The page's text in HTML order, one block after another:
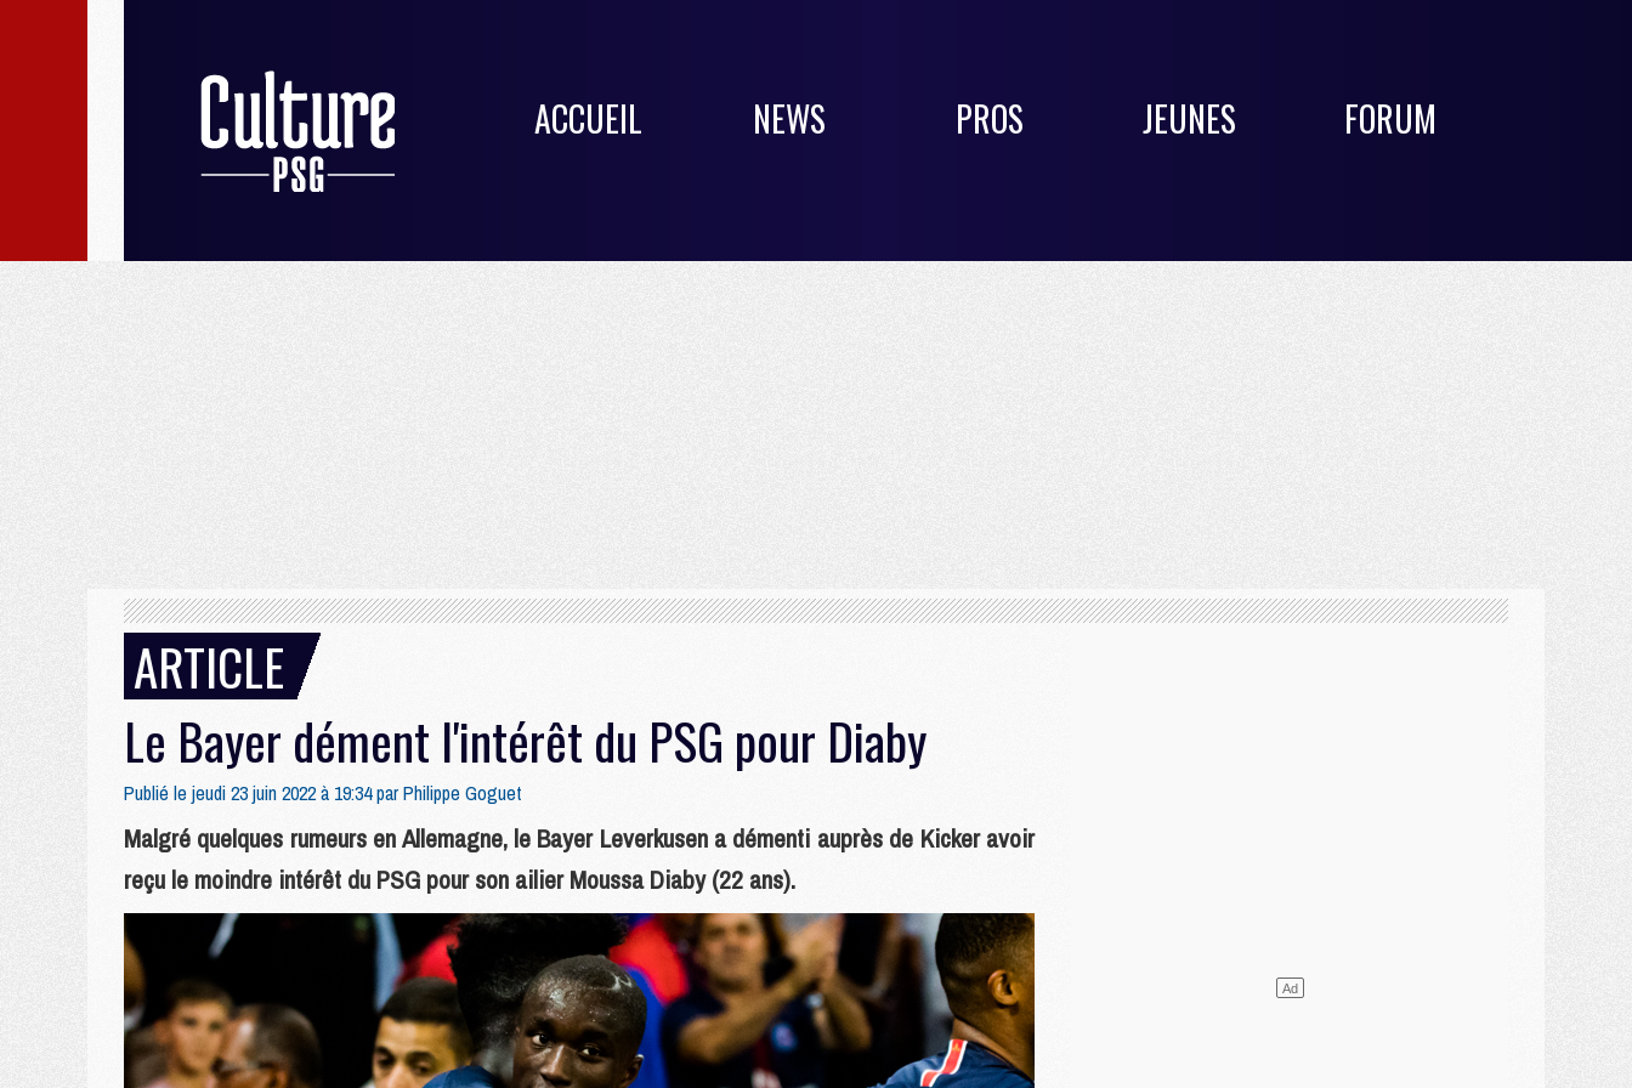
ACCUEIL NEWS PROS JEUNES FORUM
ARTICLE
Le Bayer dément l'intérêt du PSG pour Diaby
Publié le jeudi 23 juin 2022 à 19:34 parPhilippe Goguet
Malgré quelques rumeurs en Allemagne, le Bayer Leverkusen a démenti auprès de Kicker avoir
reçu le moindre intérêt du PSG pour son ailier Moussa Diaby (22 ans).